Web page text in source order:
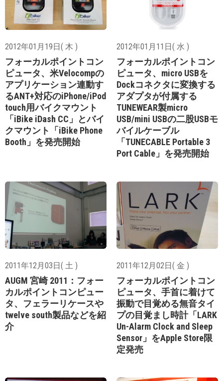
2012年01月19日( 木 )
フォーカルポイントコン
ピュータ、米Velocompの
アプリケーション連動す
るANT+対応のiPhone/iPod
touch用バイクマウント
「iBike iDash CC」とバイ
クマウント「iBike Phone
Booth」を発売開始
2012年01月11日( 水 )
フォーカルポイントコン
ピュータ、micro USBを
Dockコネクタに変換する
アダプタが付属する
TUNEWEAR製micro
USB/mini USBの二股USBモ
バイルケーブル
「TUNECABLE Portable 3
Port Cable」を発売開始
2011年12月03日( 土 )
AUGM 宮崎 2011：フォー
カルポイントコンピュー
タ、フェラーリケースや
twelve south製品などを紹
介
2011年12月02日( 金 )
フォーカルポイントコン
ピュータ、手首に着けて
振動で目覚める無音タイ
プの目覚まし時計「LARK
Un-Alarm Clock and Sleep
Sensor」をApple Store限
定発売